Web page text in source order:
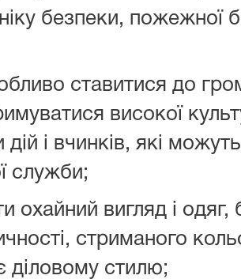
безпеки, пожежної
ставитися до
високої
дій і вчинків, які
служби;
вигляд і одяг,
стриманого
діловому стилю;